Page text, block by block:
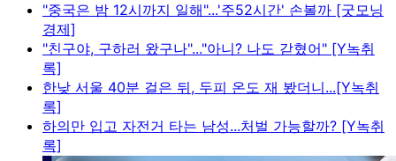
"중국은 밤 12시까지 일해"...'주52시간' 손볼까 [굿모닝
경제]
"친구야, 구하러 왔구나"..."아니? 나도 갇혔어" [Y녹취
록]
한낮 서울 40분 걸은 뒤, 두피 온도 재 봤더니...[Y녹취
록]
하의만 입고 자전거 타는 남성...처벌 가능할까? [Y녹취
록]